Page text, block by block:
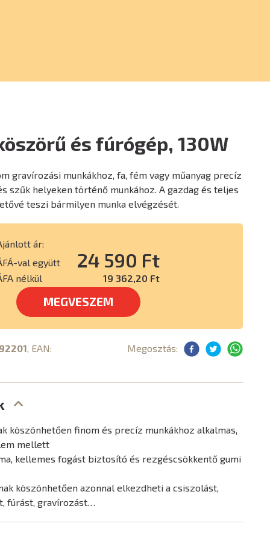
és fúrógép, 130W
gravírozási munkákhoz, fa, fém vagy műanyag precíz
szűk helyeken történő munkához. A gazdag és teljes
teszi bármilyen munka elvégzését.
ár:
val együtt
24 590 Ft
nélkül 19 362,20 Ft
MEGVESZEM
, EAN: Megosztás:
köszönhetően finom és precíz munkákhoz alkalmas,
mellett
kellemes fogást biztosító és rezgéscsökkentő gumi
köszönhetően azonnal elkezdheti a csiszolást,
fúrást, gravírozást…